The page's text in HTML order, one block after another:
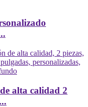
alta calidad 2